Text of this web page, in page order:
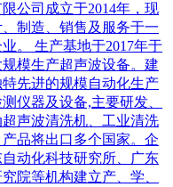
公司成立于2014年，现
制造、销售及服务于一
。 生产基地于2017年于
模生产超声波设备。建
先进的规模自动化生产
仪器及设备,主要研发、
声波清洗机、工业清洗
品将出口多个国家。企
动化科技研究所、广东
院等机构建立产、学、